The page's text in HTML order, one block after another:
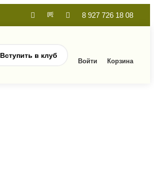
8 927 726 18 08
Вступить в клуб
Войти Корзина